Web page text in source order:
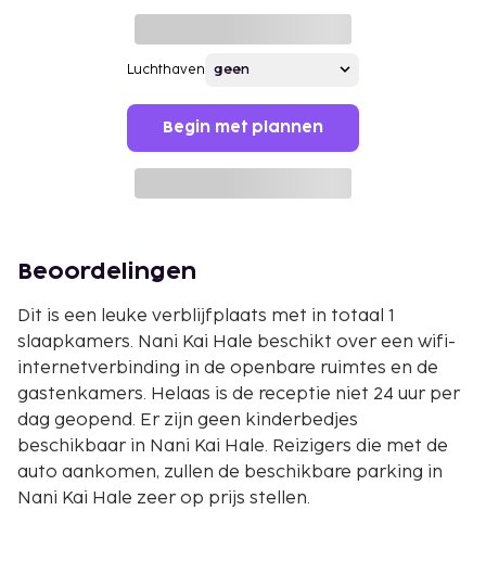
Luchthaven
Begin met plannen
Beoordelingen
Dit is een leuke verblijfplaats met in totaal 1
slaapkamers. Nani Kai Hale beschikt over een wifi-
internetverbinding in de openbare ruimtes en de
gastenkamers. Helaas is de receptie niet 24 uur per
dag geopend. Er zijn geen kinderbedjes
beschikbaar in Nani Kai Hale. Reizigers die met de
auto aankomen, zullen de beschikbare parking in
Nani Kai Hale zeer op prijs stellen.